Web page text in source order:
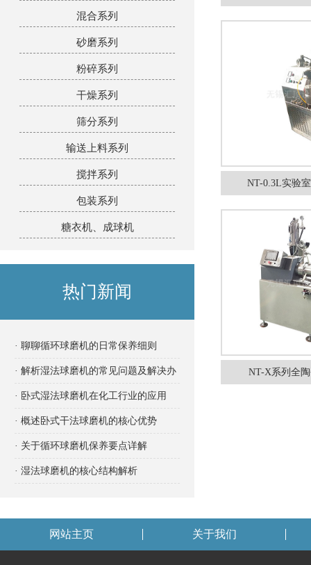
混合系列
砂磨系列
粉碎系列
干燥系列
筛分系列
输送上料系列
搅拌系列
包装系列
糖衣机、成球机
热门新闻
· 聊聊循环球磨机的日常保养细则
· 解析湿法球磨机的常见问题及解决办
法
· 卧式湿法球磨机在化工行业的应用
· 概述卧式干法球磨机的核心优势
· 关于循环球磨机保养要点详解
· 湿法球磨机的核心结构解析
NT-0.3L实验
NT-X系列全
网站主页 关于我们